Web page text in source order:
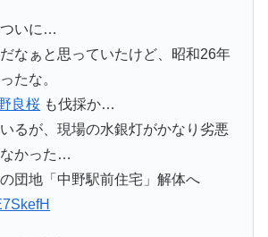
いに…
なぁと思っていたけど、昭和26年
たな。
良桜 も伐採か…
るが、現場の水銀灯がかなり劣悪
かった…
団地「中野駅前住宅」解体へ